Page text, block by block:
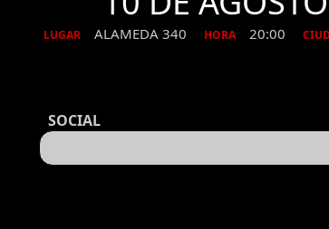
LUGAR ALAMEDA 340 HORA 20:00
SOCIAL